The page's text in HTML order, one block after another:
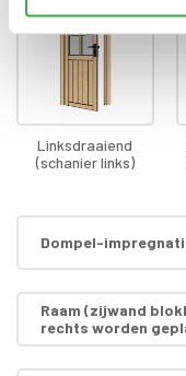
Linksdraaiend
(schanier links)
Dompel-
Raam (zijwand
rechts worden